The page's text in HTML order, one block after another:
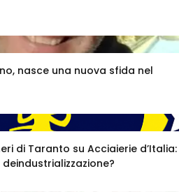
nasce una nuova sfida nel
di Taranto su Acciaierie d’Italia: